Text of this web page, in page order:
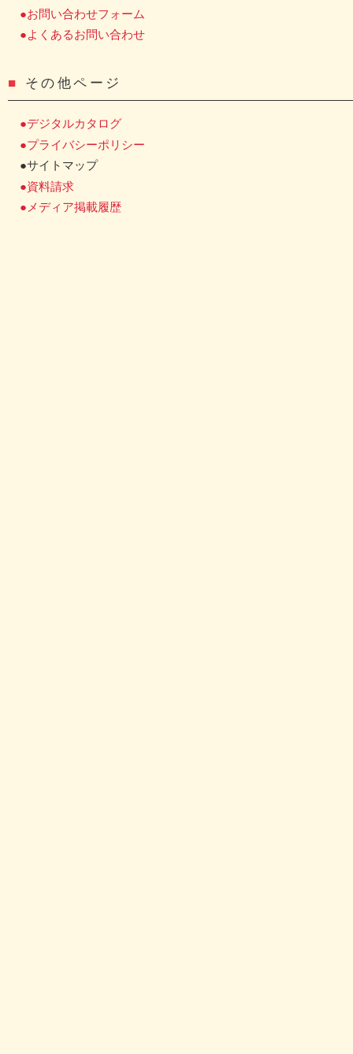
●お問い合わせフォーム
●よくあるお問い合わせ
■ その他ページ
●デジタルカタログ
●プライバシーポリシー
●サイトマップ
●資料請求
●メディア掲載履歴